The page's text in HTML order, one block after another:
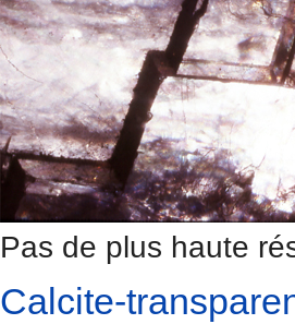
Pas de plus haute
Calcite-